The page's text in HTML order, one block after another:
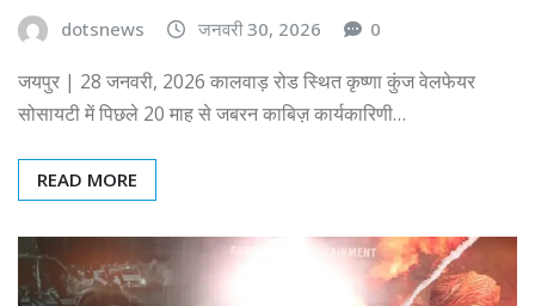
dotsnews जनवरी 30, 2026 0
जयपुर | 28 जनवरी, 2026 कालवाड़ रोड स्थित कृष्णा कुंज वेलफेयर
सोसायटी में पिछले 20 माह से जबरन काबिज़ कार्यकारिणी…
READ MORE